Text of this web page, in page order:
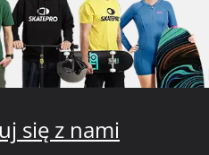
się z nami